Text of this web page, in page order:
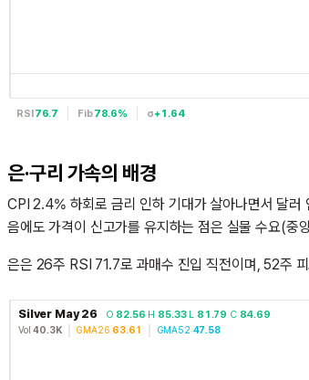
RSI76.7 Fib78.6% σ+1.64
은·구리 가속의 배경
CPI 2.4% 하회로 금리 인하 기대가 살아나면서 달
음에도 가격이 신고가를 유지하는 점은 실물 수요(중
은은 26주 RSI 71.7로 과매수 진입 직전이며, 52주
Silver May 26 O 82.56 H 85.33L 81.79 C 84.69
Vol40.3K GMA26 63.61 GMA52 47.58